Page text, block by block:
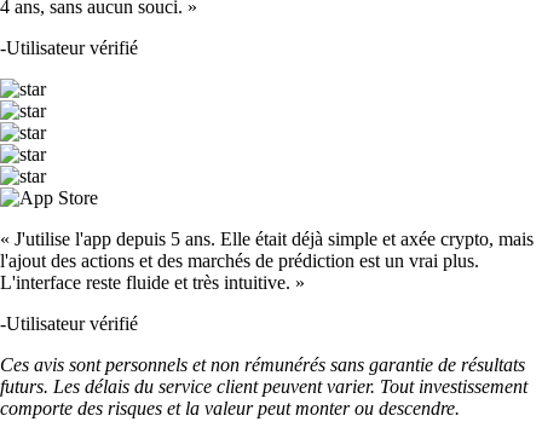
4 ans, sans aucun souci. »
-Utilisateur vérifié
« J'utilise l'app depuis 5 ans. Elle était déjà simple et axée crypto, mais
l'ajout des actions et des marchés de prédiction est un vrai plus.
L'interface reste fluide et très intuitive. »
-Utilisateur vérifié
Ces avis sont personnels et non rémunérés sans garantie de résultats
futurs. Les délais du service client peuvent varier. Tout investissement
comporte des risques et la valeur peut monter ou descendre.